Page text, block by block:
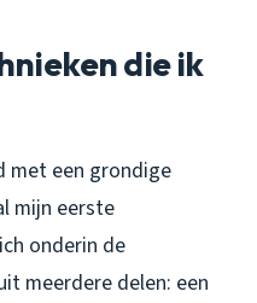
die ik
met een grondige
mijn eerste
onderin de
meerdere delen: een